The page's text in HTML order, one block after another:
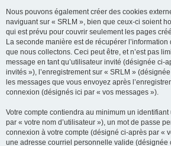
Nous pouvons également créer des cookies
naviguant sur « SRLM », bien que ceux-ci soient
qui est prévu pour couvrir seulement les pages
La seconde manière est de récupérer
que nous collectons. Ceci peut être, et n’est pas
message en tant qu’utilisateur invité (désignée ci-
invités »), l’enregistrement sur « SRLM »
les messages que vous envoyez après
connexion (désignés ici par « vos messages »).
Votre compte contiendra au minimum un
par « votre nom d’utilisateur »), un mot de passe
connexion à votre compte (désigné ci-après par «
une adresse courriel personnelle valide (désignée